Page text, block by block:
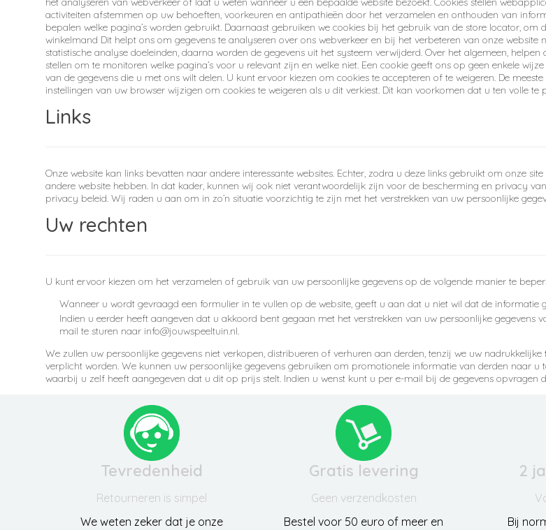
activiteiten afstemmen op uw behoeften, voorkeuren en antipathieën door het verzamelen en onthouden van
bepalen welke pagina’s worden gebruikt. Daarnaast gebruiken we cookies bij het gebruik van de store locator,
winkelmand Dit helpt ons om gegevens te analyseren over ons webverkeer en bij het verbeteren van onze
statistische analyse doeleinden, daarna worden de gegevens uit het systeem verwijderd. Over het algemeen,
stellen om te monitoren welke pagina’s voor u relevant zijn en welke niet. Een cookie geeft ons op geen enkele
van de gegevens die u met ons wilt delen. U kunt ervoor kiezen om cookies te accepteren of te weigeren. De
instellingen van uw browser wijzigen om cookies te weigeren als u dit verkiest. Dit kan voorkomen dat u ten volle te
Links
Onze website kan links bevatten naar andere interessante websites. Echter, zodra u deze links gebruikt om onze
andere website hebben. In dat kader, kunnen wij ook niet verantwoordelijk zijn voor de bescherming en privacy
privacy beleid. Wij raden u aan om in zo’n situatie voorzichtig te zijn met het verstrekken van uw persoonlijke
Uw rechten
U kunt ervoor kiezen om het verzamelen of gebruik van uw persoonlijke gegevens op de volgende manier te
Wanneer u wordt gevraagd een formulier in te vullen op de website, geeft u aan dat u niet wil dat de informatie
Indien u eerder heeft aangeven dat u akkoord bent gegaan met het verstrekken van uw persoonlijke
mail te sturen naar info@jouwspeeltuin.nl.
We zullen uw persoonlijke gegevens niet verkopen, distribueren of verhuren aan derden, tenzij we uw
verplicht worden. We kunnen uw persoonlijke gegevens gebruiken om promotionele informatie van derden naar
waarbij u zelf heeft aangegeven dat u dit op prijs stelt. Indien u wenst kunt u per e-mail bij de gegevens
Tevredenheid
Retourneren is simpel
We weten zeker dat je onze
Gratis levering
Geen verzendkosten
Bestel voor 50 euro of meer en
2
Bij